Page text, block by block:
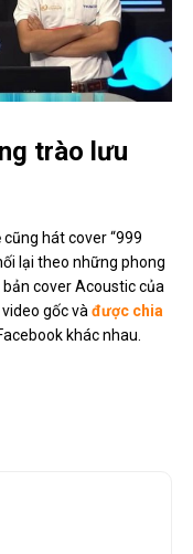
trào lưu
hát cover “999
lại theo những phong
cover Acoustic của
video gốc vàđược chia
khác nhau.